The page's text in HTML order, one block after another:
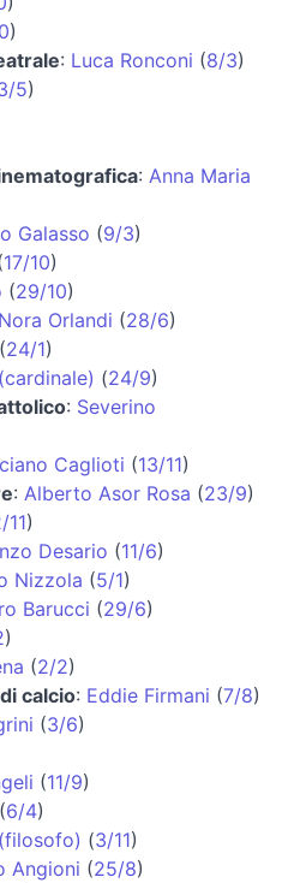
)
: Luca Ronconi (8/3)
5)
: Anna Maria
Galasso (9/3)
17/10)
(29/10)
Nora Orlandi (28/6)
(24/1)
(24/9)
: Severino
Caglioti (13/11)
: Alberto Asor Rosa (23/9)
11)
Desario (11/6)
Nizzola (5/1)
Barucci (29/6)
)
(2/2)
calcio: Eddie Firmani (7/8)
(3/6)
(11/9)
(6/4)
(3/11)
Angioni (25/8)